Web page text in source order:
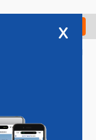
Check in
x